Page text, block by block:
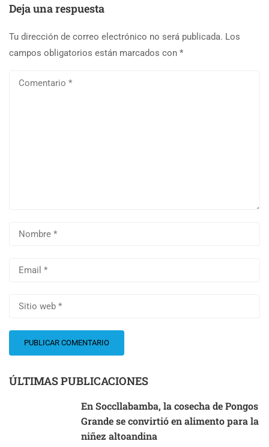
Deja una respuesta
Tu dirección de correo electrónico no será publicada. Los
campos obligatorios están marcados con *
ÚLTIMAS PUBLICACIONES
En Soccllabamba, la cosecha de Pongos
Grande se convirtió en alimento para la
niñez altoandina